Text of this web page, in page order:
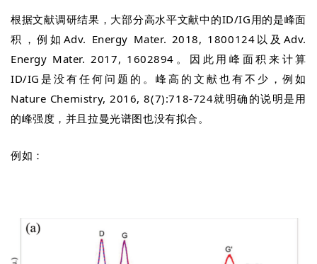
根据文献调研结果，大部分高水平文献中的ID/IG用的是峰面
积，例如Adv. Energy Mater. 2018, 1800124以及 Adv.
Energy Mater. 2017, 1602894 。因此用峰面积来计算
ID/IG是没有任何问题的。 峰高的文献也有不少，例如
Nature Chemistry, 2016, 8(7):718-724就明确的说明是用
的峰强度，并且拉曼光谱图也没有拟合。
例如：